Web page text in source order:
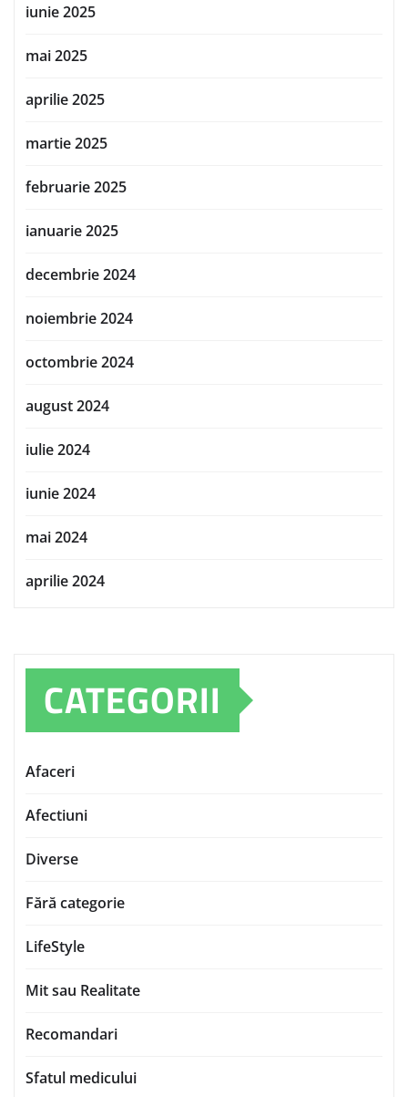
iunie 2025
mai 2025
aprilie 2025
martie 2025
februarie 2025
ianuarie 2025
decembrie 2024
noiembrie 2024
octombrie 2024
august 2024
iulie 2024
iunie 2024
mai 2024
aprilie 2024
CATEGORII
Afaceri
Afectiuni
Diverse
Fără categorie
LifeStyle
Mit sau Realitate
Recomandari
Sfatul medicului